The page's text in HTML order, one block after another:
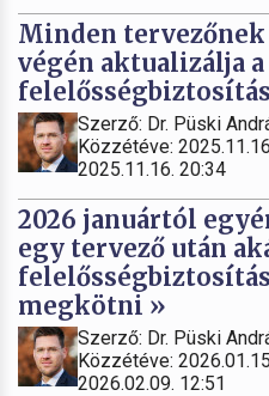
Minden
végén aktualizálja a
Szerző: Dr. Püski
Közzétéve:
2025.11.16. 20:34
2026 januártól
egy tervező után
megkötni »
Szerző: Dr. Püski
Közzétéve:
2026.02.09. 12:51